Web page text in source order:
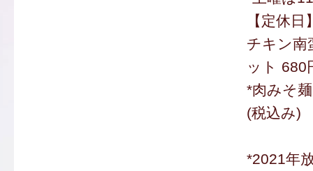
【定休
チキン南
ット 680
*肉みそ
(税込み)
*2021年